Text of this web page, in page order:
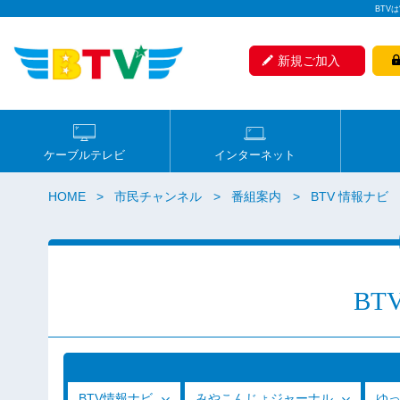
BTV
新規ご加入
ケーブルテレビ インターネット
HOME 市民チャンネル 番組案内 BTV 情報ナビ